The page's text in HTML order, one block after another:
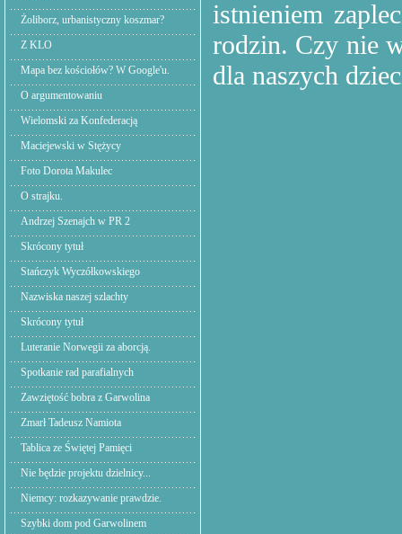
Żoliborz, urbanistyczny koszmar?
Z KLO
Mapa bez kościołów? W Google'u.
O argumentowaniu
Wielomski za Konfederacją
Maciejewski w Stężycy
Foto Dorota Makulec
O strajku.
Andrzej Szenajch w PR 2
Skrócony tytuł
Stańczyk Wyczółkowskiego
Nazwiska naszej szlachty
Skrócony tytuł
Luteranie Norwegii za aborcją.
Spotkanie rad parafialnych
Zawziętość bobra z Garwolina
Zmarł Tadeusz Namiota
Tablica ze Świętej Pamięci
Nie będzie projektu dzielnicy...
Niemcy: rozkazywanie prawdzie.
Szybki dom pod Garwolinem
istnieniem
rodzin. Czy nie
dla naszych